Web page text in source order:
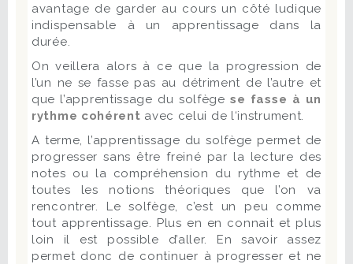
avantage de garder au cours un côté ludique
indispensable à un apprentissage dans la
durée.
On veillera alors à ce que la progression de
l’un ne se fasse pas au détriment de l’autre et
que l’apprentissage du solfègese fasse à un
rythme cohérent avec celui de l‘instrument.
A terme, l’apprentissage du solfège permet de
progresser sans être freiné par la lecture des
notes ou la compréhension du rythme et de
toutes les notions théoriques que l’on va
rencontrer. Le solfège, c’est un peu comme
tout apprentissage. Plus en en connait et plus
loin il est possible d’aller. En savoir assez
permet donc de continuer à progresser et ne